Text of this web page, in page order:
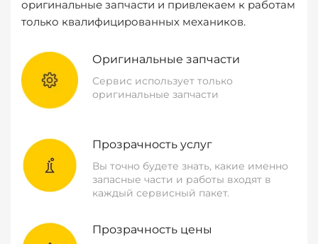
оригинальные запчасти и привлекаем к работам
только квалифицированных механиков.
Оригинальные запчасти
Сервис использует только
оригинальные запчасти
Прозрачность услуг
Вы точно будете знать, какие именно
запасные части и работы входят в
каждый сервисный пакет.
Прозрачность цены